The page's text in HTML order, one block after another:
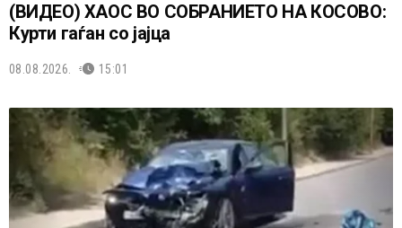
(ВИДЕО) ХАОС ВО СОБРАНИЕТО НА КОСОВО:
Курти гаѓан со јајца
08.08.2026. 15:01